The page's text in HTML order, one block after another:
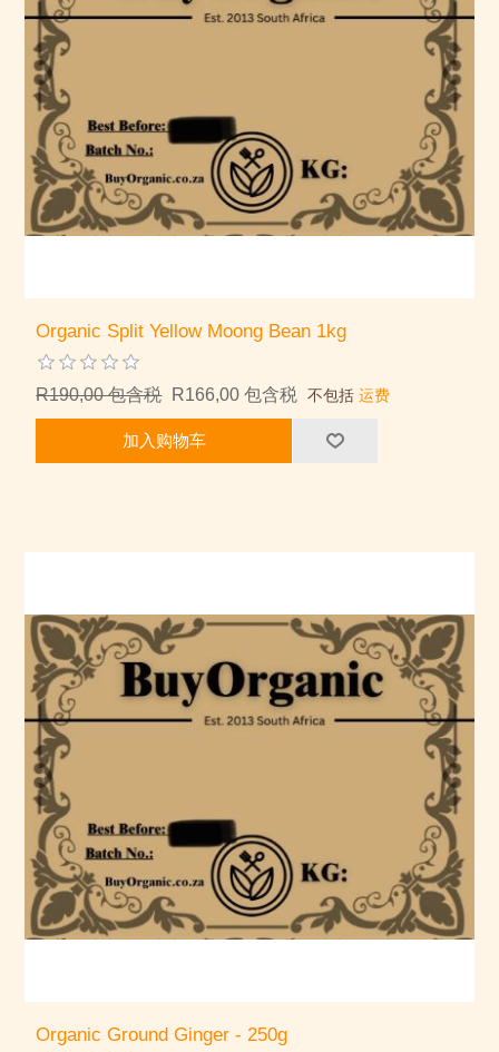
Organic Split Yellow Moong Bean 1kg
R190,00 包含税 R166,00 包含税 不包括运费
加入购物车
Organic Ground Ginger - 250g